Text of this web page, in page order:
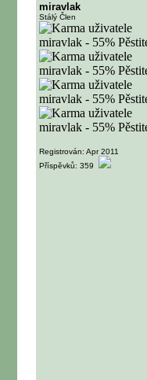
miravlak
Stálý Člen
Registrován: Apr 2011
Příspěvků: 359